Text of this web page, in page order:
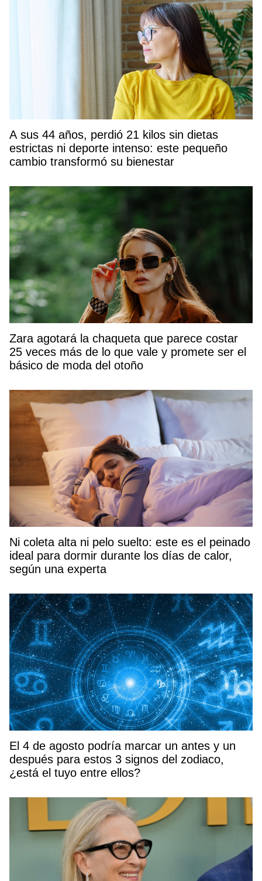
A sus 44 años, perdió 21 kilos sin dietas
estrictas ni deporte intenso: este pequeño
cambio transformó su bienestar
Zara agotará la chaqueta que parece costar
25 veces más de lo que vale y promete ser el
básico de moda del otoño
Ni coleta alta ni pelo suelto: este es el peinado
ideal para dormir durante los días de calor,
según una experta
El 4 de agosto podría marcar un antes y un
después para estos 3 signos del zodiaco,
¿está el tuyo entre ellos?